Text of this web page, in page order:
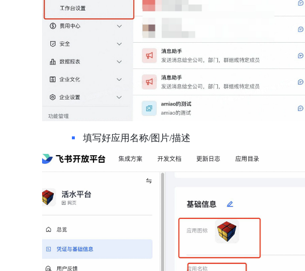
填写好应用名称/图片/描述